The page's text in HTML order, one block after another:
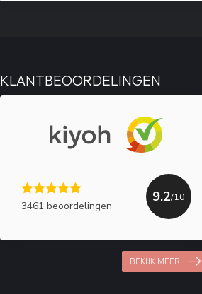
KLANTBEOORDELINGEN
3461 beoordelingen
9.2/10
BEKIJK MEER